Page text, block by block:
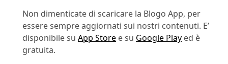
Non dimenticate di scaricare la Blogo App, per
essere sempre aggiornati sui nostri contenuti. E’
disponibile su App Store e su Google Play ed è
gratuita.